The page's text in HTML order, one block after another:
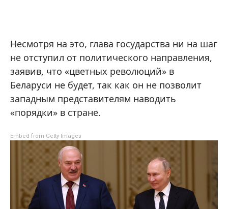
Несмотря на это, глава государства ни на шаг
не отступил от политического направления,
заявив, что «цветных революций» в
Беларуси не будет, так как он не позволит
западным представителям наводить
«порядки» в стране.
Embed from Getty Images